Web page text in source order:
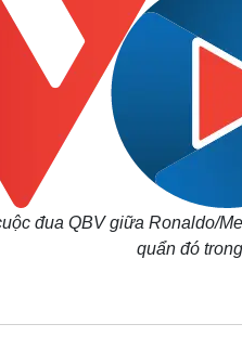
đua QBV giữa Ronaldo/
quẩn đó